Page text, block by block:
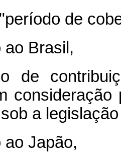
de
ao Brasil,
de
a
ao Japão,